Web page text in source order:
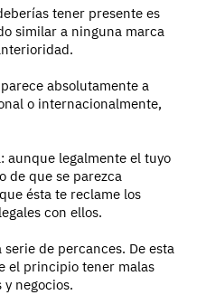
tener presente es
similar a ninguna marca
absolutamente a
o internacionalmente,
aunque legalmente el tuyo
de que se parezca
ésta te reclame los
con ellos.
de percances. De esta
el principio tener malas
negocios.